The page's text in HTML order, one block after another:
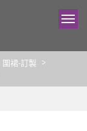
圍裙-訂製